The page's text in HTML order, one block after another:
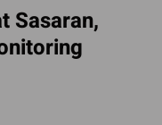
Sasaran,